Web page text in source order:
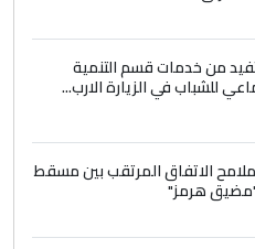
علي ماما يسقط
ومن اصول عريقة
على صدام حسين سل
من خدمات قسم التنمية
للشباب في الزيارة الارب...
الاتفاق المرتقب بين مسقط
هرمز"